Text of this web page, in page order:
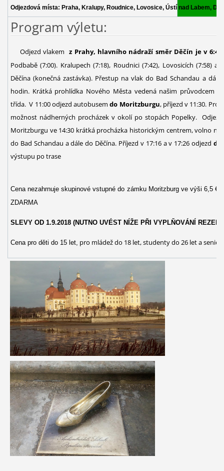
Odjezdová místa: Praha, Kralupy, Roudnice, Lovosice, Ústí nad Labem,
Program výletu:
Odjezd vlakem z Prahy, hlavního nádraží směr Děčín je v 6:47
Podbabě (7:00). Kralupech (7:18), Roudnici (7:42), Lovosicích (7:58)
Děčína (konečná zastávka). Přestup na vlak do Bad Schandau a dále
hodin. Krátká prohlídka Nového Města vedená našim průvodcem –
třída. V 11:00 odjezd autobusemdo Moritzburgu, příjezd v 11:30.
možnost nádherných procházek v okolí po stopách Popelky.
Moritzburgu ve 14:30 krátká procházka historickým centrem, volno
do Bad Schandau a dále do Děčína. Příjezd v 17:16 a v 17:26 odjezd do
výstupu po trase
Cena nezahrnuje skupinové vstupné do zámku Moritzburg ve výši 6,5
ZDARMA
SLEVY OD 1.9.2018 (NUTNO UVÉST NÍŽE PŘI VYPLŇOVÁNÍ
Cena pro děti do 15 let, pro mládež do 18 let, studenty do 26 let a